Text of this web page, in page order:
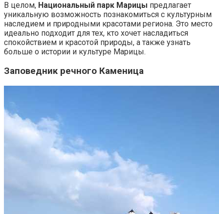
В целом, Национальный парк Марицы предлагает
уникальную возможность познакомиться с культурным
наследием и природными красотами региона. Это место
идеально подходит для тех, кто хочет насладиться
спокойствием и красотой природы, а также узнать
больше о истории и культуре Марицы.
Заповедник речного Каменица